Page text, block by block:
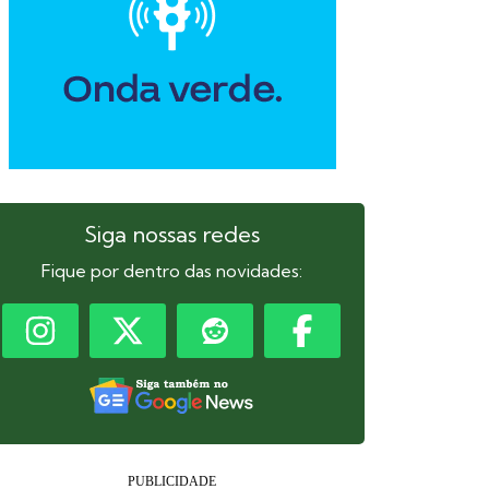
Siga nossas redes
Fique por dentro das novidades: